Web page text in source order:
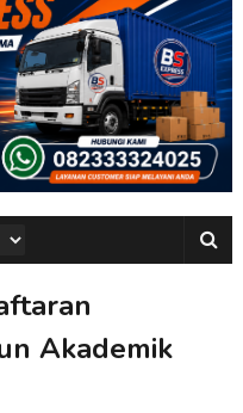
Akademik